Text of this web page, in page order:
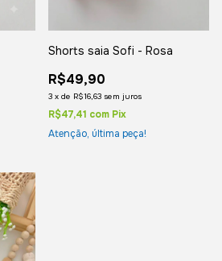
Shorts saia Sofi - Rosa
R$49,90
3 x de R$16,63 sem juros
R$47,41 com Pix
Atenção, última peça!